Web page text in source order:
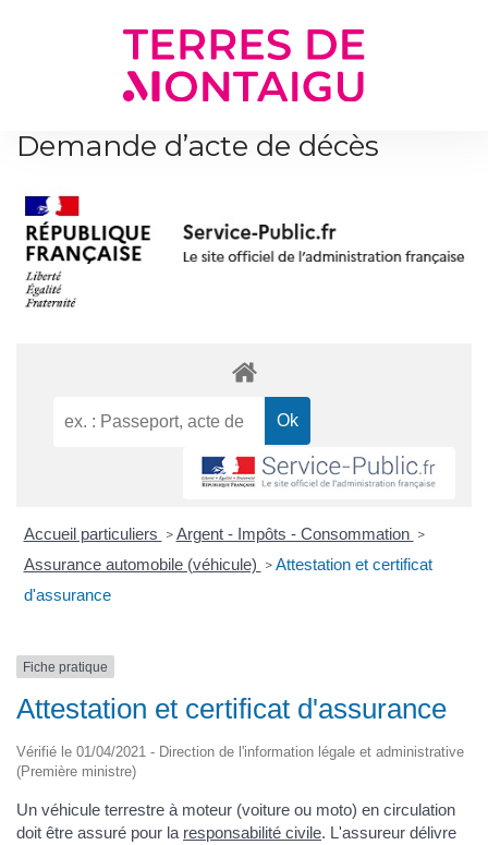
Demande d’acte de décès
Accueil particuliers > Argent - Impôts - Consommation >
Assurance automobile (véhicule) > Attestation et certificat
d'assurance
Fiche pratique
Attestation et certificat d'assurance
Vérifié le 01/04/2021 - Direction de l'information légale et administrative
(Première ministre)
Un véhicule terrestre à moteur (voiture ou moto) en circulation
doit être assuré pour la responsabilité civile. L'assureur délivre